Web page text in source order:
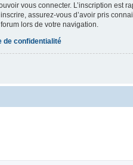
vous connecter. L’inscription
assurez-vous d’avoir pris
lors de votre navigation.
de confidentialité